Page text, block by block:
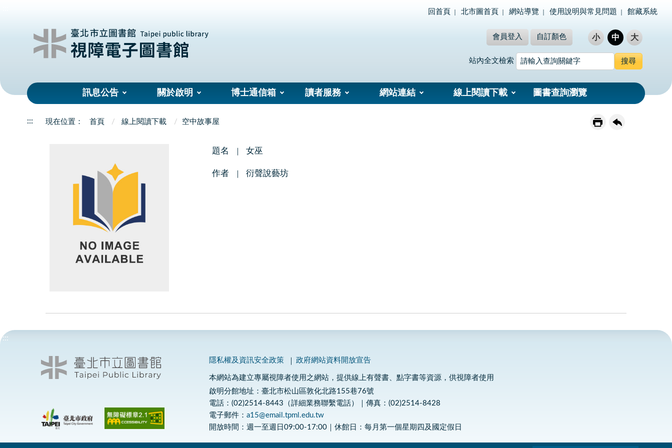
回首頁 北市圖首頁 網站導覽 使用說明與常見問題 館藏系統
會員登入 自訂顏色 小 中 大
站內全文檢索
訊息公告 關於啟明 博士通信箱 讀者服務 網站連結 線上閱讀下載 圖書查詢瀏覽
::: 首頁 線上閱讀下載 空中故事屋
題名 女巫
作者 衍聲說藝坊
:::
隱私權及資訊安全政策 政府網站資料開放宣告
本網站為建立專屬視障者使用之網站，提供線上有聲書、點字書等資源，供視障者使用
啟明分館地址：臺北市松山區敦化北路155巷76號
電話：(02)2514-8443（詳細業務聯繫電話）｜傳真：(02)2514-8428
電子郵件：a15@email.tpml.edu.tw
開放時間：週一至週日09:00-17:00｜休館日：每月第一個星期四及國定假日